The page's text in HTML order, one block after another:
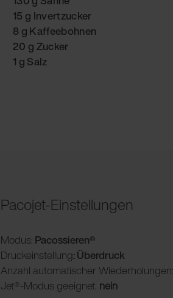
15 g Invertzucker
8 g Kaffeebohnen
20 g Zucker
1 g Salz
Pacojet-Einstellungen
Modus: Pacossieren®
Druckeinstellung: Überdruck
Anzahl automatischer Wiederholungen:
Jet®-Modus geeignet: nein